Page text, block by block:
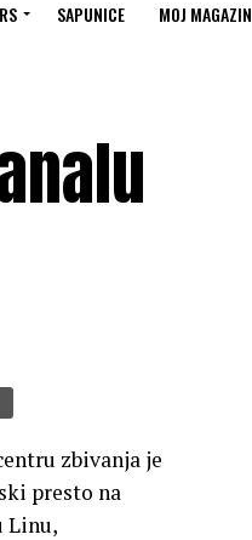
SAPUNICE MOJ MAGAZIN
zbivanja je
presto na
Linu,